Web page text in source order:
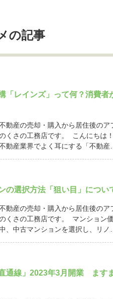
の記事
「レインズ」って何？消費者
動産の売却・購入から居住後のア
くさの工務店です。 こんにちは
動産業界でよく耳にする「不動産
の選択方法「狙い目」につい
動産の売却・購入から居住後のア
くさの工務店です。 マンション
、中古マンションを選択し、リノ
直通線」2023年3月開業 ます